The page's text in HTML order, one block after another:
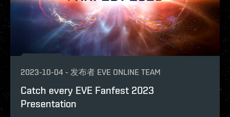
2023-10-04 - 发布者 EVE ONLINE TEAM
Catch every EVE Fanfest 2023
Presentation